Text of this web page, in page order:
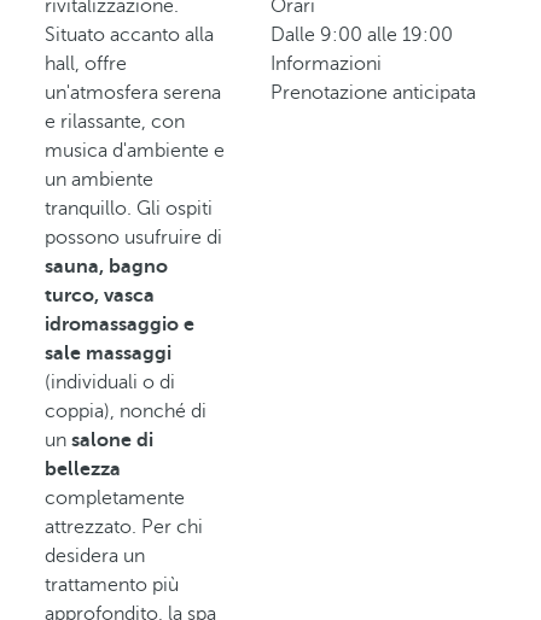
rivitalizzazione.
Situato accanto alla
hall, offre
un'atmosfera serena
e rilassante, con
musica d'ambiente e
un ambiente
tranquillo. Gli ospiti
possono usufruire di
sauna, bagno
turco, vasca
idromassaggio e
sale massaggi
(individuali o di
coppia), nonché di
unsalone di
bellezza
completamente
attrezzato. Per chi
desidera un
trattamento più
approfondito, la spa
Orari
Dalle 9:00 alle 19:00
Informazioni
Prenotazione anticipata